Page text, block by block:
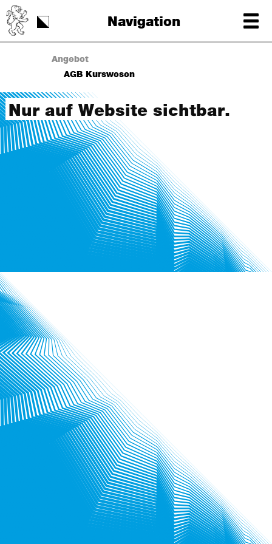
Navigation
Tag der Schrift
Angebot
AGB Kurswesen
Nur auf Website sichtbar.